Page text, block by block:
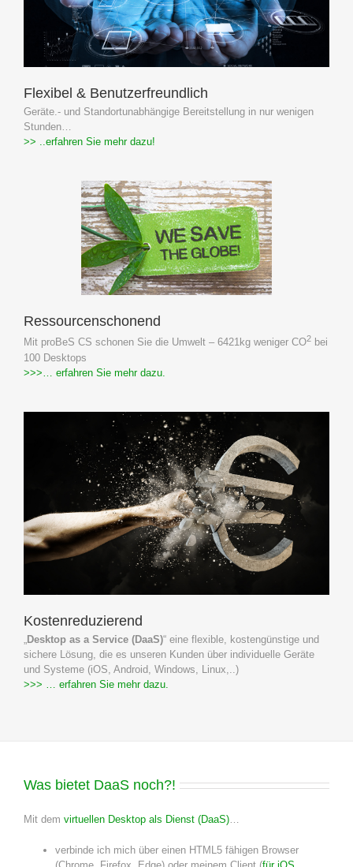
Flexibel & Benutzerfreundlich
Geräte.- und Standortunabhängige Bereitstellung in nur wenigen
Stunden…
>> ..erfahren Sie mehr dazu!
Ressourcenschonend
Mit proBeS CS schonen Sie die Umwelt – 6421kg weniger CO2 bei
100 Desktops
>>>… erfahren Sie mehr dazu.
Kostenreduzierend
Desktop as a Service (DaaS)“ eine flexible, kostengünstige und
sichere Lösung, die es unseren Kunden über individuelle Geräte
und Systeme (iOS, Android, Windows, Linux,..)
>>> … erfahren Sie mehr dazu.
Was bietet DaaS noch?!
Mit dem virtuellen Desktop als Dienst (DaaS)
verbinde ich mich über einen HTML5 fähigen Browser
(Chrome, Firefox, Edge) oder meinem Client (für iOS,